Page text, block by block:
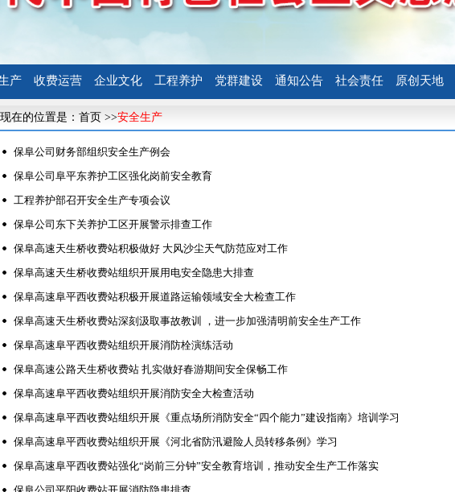
产 收费运营 企业文化 工程养护 党群建设 通知公告 社会责任 原创天地
在的位置是： 首页 >>安全生产
保阜公司财务部组织安全生产例会
保阜公司阜平东养护工区强化岗前安全教育
工程养护部召开安全生产专项会议
保阜公司东下关养护工区开展警示排查工作
保阜高速天生桥收费站积极做好 大风沙尘天气防范应对工作
保阜高速天生桥收费站组织开展用电安全隐患大排查
保阜高速阜平西收费站积极开展道路运输领域安全大检查工作
保阜高速天生桥收费站深刻汲取事故教训 ，进一步加强清明前安全生产工作
保阜高速阜平西收费站组织开展消防栓演练活动
保阜高速公路天生桥收费站 扎实做好春游期间安全保畅工作
保阜高速阜平西收费站组织开展消防安全大检查活动
保阜高速阜平西收费站组织开展《重点场所消防安全“四个能力”建设指南》培训学习
保阜高速阜平西收费站组织开展《河北省防汛避险人员转移条例》学习
保阜高速阜平西收费站强化“岗前三分钟”安全教育培训，推动安全生产工作落实